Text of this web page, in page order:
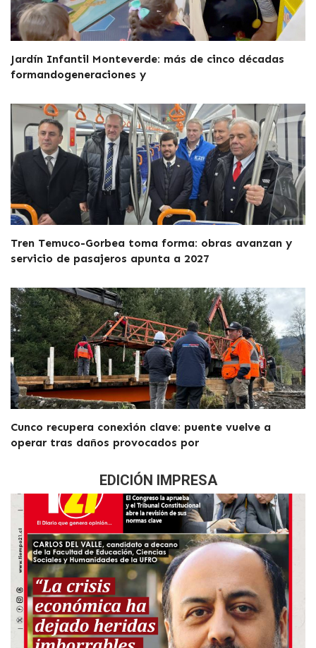
Jardín Infantil Monteverde: más de cinco décadas
formandogeneraciones y
Tren Temuco-Gorbea toma forma: obras avanzan y
servicio de pasajeros apunta a 2027
Cunco recupera conexión clave: puente vuelve a
operar tras daños provocados por
EDICIÓN IMPRESA